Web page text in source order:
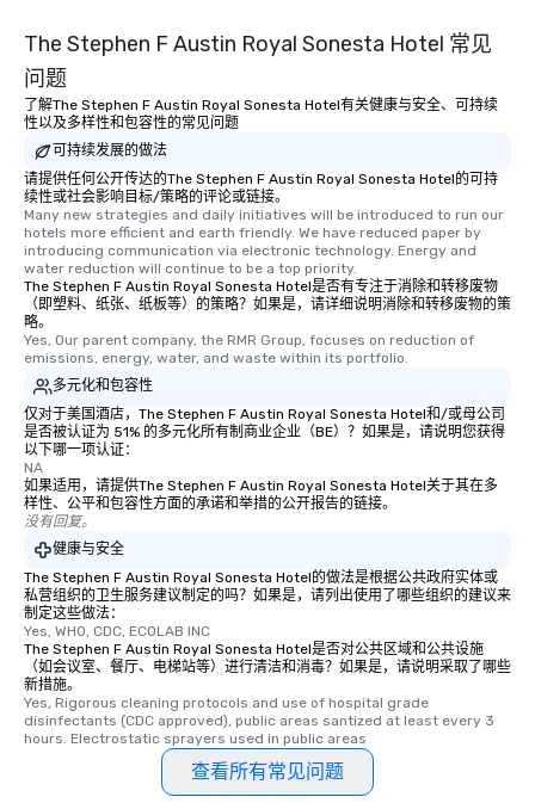
The Stephen F Austin Royal Sonesta Hotel 常见
问题
了解The Stephen F Austin Royal Sonesta Hotel有关健康与安全、可持续
性以及多样性和包容性的常见问题
可持续发展的做法
请提供任何公开传达的The Stephen F Austin Royal Sonesta Hotel的可持
续性或社会影响目标/策略的评论或链接。
Many new strategies and daily initiatives will be introduced to run our
hotels more efficient and earth friendly. We have reduced paper by
introducing communication via electronic technology. Energy and
water reduction will continue to be a top priority.
The Stephen F Austin Royal Sonesta Hotel是否有专注于消除和转移废物
（即塑料、纸张、纸板等）的策略？如果是，请详细说明消除和转移废物的策
略。
Yes, Our parent company, the RMR Group, focuses on reduction of
emissions, energy, water, and waste within its portfolio.
多元化和包容性
仅对于美国酒店，The Stephen F Austin Royal Sonesta Hotel和/或母公司
是否被认证为 51% 的多元化所有制商业企业（BE）？如果是，请说明您获得
以下哪一项认证：
NA
如果适用，请提供The Stephen F Austin Royal Sonesta Hotel关于其在多
样性、公平和包容性方面的承诺和举措的公开报告的链接。
没有回复。
健康与安全
The Stephen F Austin Royal Sonesta Hotel的做法是根据公共政府实体或
私营组织的卫生服务建议制定的吗？如果是，请列出使用了哪些组织的建议来
制定这些做法：
Yes, WHO, CDC, ECOLAB INC
The Stephen F Austin Royal Sonesta Hotel是否对公共区域和公共设施
（如会议室、餐厅、电梯站等）进行清洁和消毒？如果是，请说明采取了哪些
新措施。
Yes, Rigorous cleaning protocols and use of hospital grade
disinfectants (CDC approved), public areas santized at least every 3
hours. Electrostatic sprayers used in public areas
查看所有常见问题